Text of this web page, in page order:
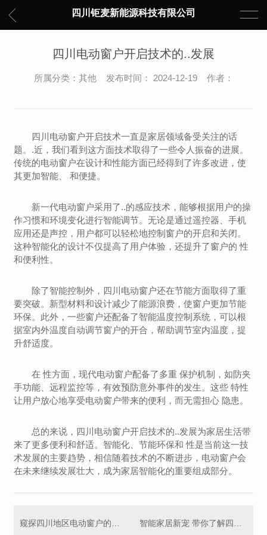
四川钜麦新能源科技有限公司
四川电动窗户开启技术的..发展
所属分类：其他 发布时间： 2024-12-19 作者：
四川电动窗户开启技术一直是家居领域备受关注的话
题。.近，我们看到这方面技术取得了一些令人振奋的进展。
传统的电动窗户在设计和性能方面已经得到了许多改进，使
其更加智能、 和便捷。
新一代电动窗户采用了..的感应技术，能够根据用户的操
作习惯和环境变化进行智能调节。无论是通过遥控器、手机
应用还是声控，用户都可以轻松地控制窗户的开启和关闭。
这种智能化的设计不仅提高了用户体验，还提升了窗户的 性
和便利性。
除了智能控制外，四川电动窗户还在节能方面取得了重
要突破。新型材料和设计减少了能源浪费，使窗户更加节能
环保。此外，一些窗户还配备了智能温度控制系统，可以根
据室内外温度自动调节窗户的开合，帮助调节室内温度，提
升舒适度。
在 性方面，现代电动窗户配备了多重 保护机制，如防夹
手功能、远程监控等，有效预防意外事件的发生。这些 特性
让用户放心地享受电动窗户带来的便利，而无需担心 隐患。
总的来说，四川电动窗户开启技术的..发展为家居生活带
来了更多便利和舒适。智能化、节能环保和 性是当前这一技
术发展的主要趋势，相信随着技术的不断进步，电动窗户会
在未来继续发展壮大，成为家居智能化的重要组成部分。